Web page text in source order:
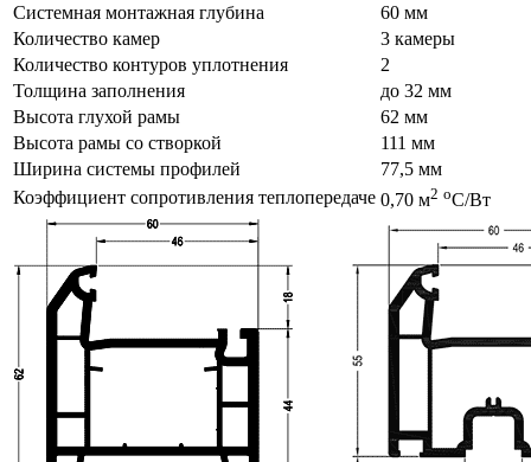
Системная монтажная глубина
60 мм
Количество камер
3 камеры
Количество контуров уплотнения
2
Толщина заполнения
до 32 мм
Высота глухой рамы
62 мм
Высота рамы со створкой
111 мм
Ширина системы профилей
77,5 мм
Коэффициент сопротивления теплопередаче 0,70 м2 оС/Вт